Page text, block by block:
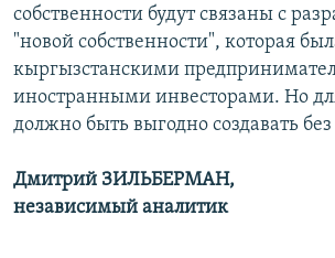
собственности будут связаны с
"новой собственности", которая
кыргызстанскими
иностранными инвесторами. Но
должно быть выгодно создавать
Дмитрий ЗИЛЬБЕРМАН,
независимый аналитик